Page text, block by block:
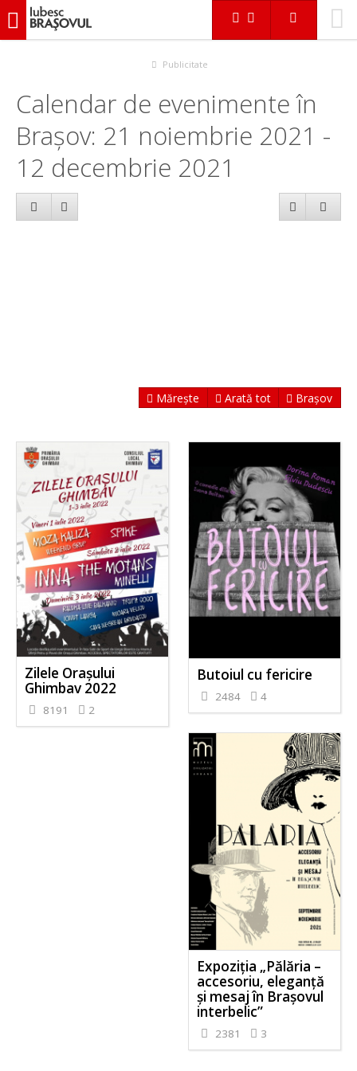
iubescbraşovul.ro
Publicitate
Calendar de evenimente în
Brașov: 21 noiembrie 2021 -
12 decembrie 2021
Mărește Arată tot Brașov
Zilele Orașului
Ghimbav 2022
8191 2
Butoiul cu fericire
2484 4
Expoziția „Pălăria –
accesoriu, eleganță
și mesaj în Brașovul
interbelic”
2381 3